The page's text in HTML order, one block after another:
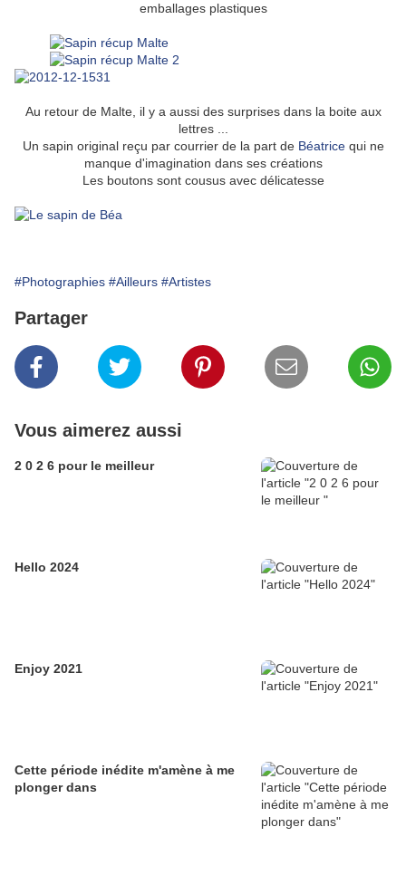
emballages plastiques
Au retour de Malte, il y a aussi des surprises dans la boite aux
lettres ...
Un sapin original reçu par courrier de la part de Béatricequi ne
manque d'imagination dans ses créations
Les boutons sont cousus avec délicatesse
#Photographies #Ailleurs #Artistes
Partager
Vous aimerez aussi
2 0 2 6 pour le meilleur
Hello 2024
Enjoy 2021
Cette période inédite m'amène à me
plonger dans